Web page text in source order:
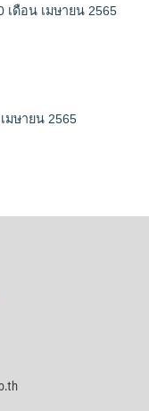
เดือน เมษายน 2565
มษายน 2565